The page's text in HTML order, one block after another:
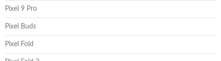
Pixel 9 Pro
Pixel Buds
Pixel Fold